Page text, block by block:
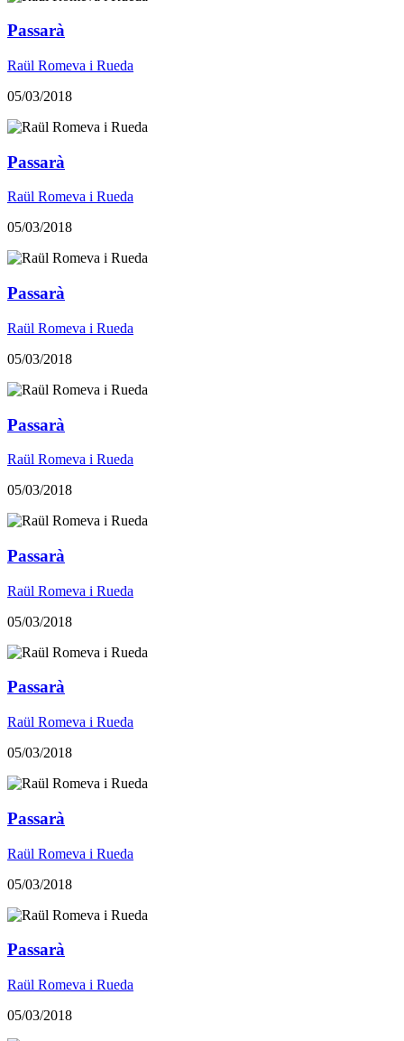
Passarà
Raül Romeva i Rueda
05/03/2018
Passarà
Raül Romeva i Rueda
05/03/2018
Passarà
Raül Romeva i Rueda
05/03/2018
Passarà
Raül Romeva i Rueda
05/03/2018
Passarà
Raül Romeva i Rueda
05/03/2018
Passarà
Raül Romeva i Rueda
05/03/2018
Passarà
Raül Romeva i Rueda
05/03/2018
Passarà
Raül Romeva i Rueda
05/03/2018